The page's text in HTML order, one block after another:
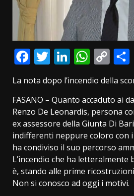
Facebook
Twitter
LinkedIn
Link
La nota dopo l’incendio della
FASANO – Quanto accaduto ai
Renzo De Leonardis, persona
ex assessore della Giunta Di
indifferenti neppure coloro con
ha condiviso il suo percorso
L’incendio che ha letteralmente
è, stando alle prime
Non si conosco ad oggi i motivi.